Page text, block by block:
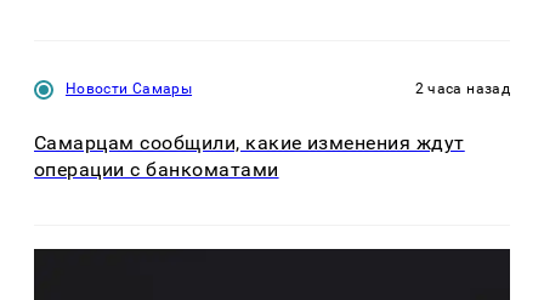
Новости Самары 2 часа назад
Самарцам сообщили, какие изменения ждут
операции с банкоматами